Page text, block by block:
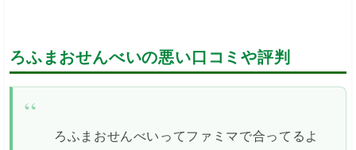
ろふまおせんべいの悪い口コミや評判
ろふまおせんべいってファミマで合ってるよ